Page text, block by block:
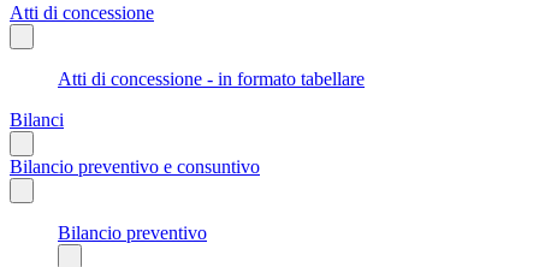
Atti di concessione
Atti di concessione - in formato tabellare
Bilanci
Bilancio preventivo e consuntivo
Bilancio preventivo